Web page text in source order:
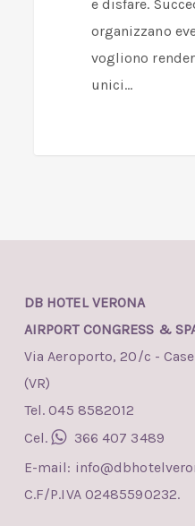
e disfare.
organizzano
vogliono
unici…
DB HOTEL VERONA
AIRPORT CONGRESS &
Via Aeroporto, 20/c -
(VR)
Tel. 045 8582012
Cel.
366 407 3489
E-mail:
C.F/P.IVA 02485590232.